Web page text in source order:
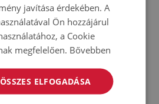
A csúszásgátló réteggel
és stabilak különböző
az elcsúszást és
előtt győződjön meg arról, hogy a
javítása érdekében. A
Ön hozzájárul
a Cookie
megfelelően. Bővebben
ÖSSZES ELFOGADÁSA